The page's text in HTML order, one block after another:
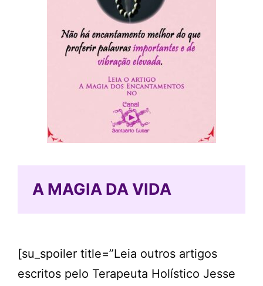
A MAGIA DA VIDA
[su_spoiler title=”Leia outros artigos
escritos pelo Terapeuta Holístico Jesse